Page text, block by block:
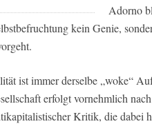
Adorno
kein Genie,
ist immer derselbe „woke“
erfolgt vornehmlich
Kritik, die dabei